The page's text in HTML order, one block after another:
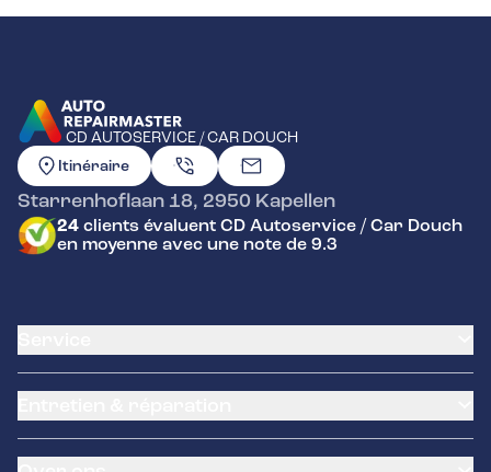
CD AUTOSERVICE / CAR DOUCH
ALLER À LA PAGE D'ACCUEIL
Itinéraire
Starrenhoflaan 18, 2950 Kapellen
24 clients évaluent CD Autoservice / Car Douch
en moyenne avec une note de 9.3
Assistance routière